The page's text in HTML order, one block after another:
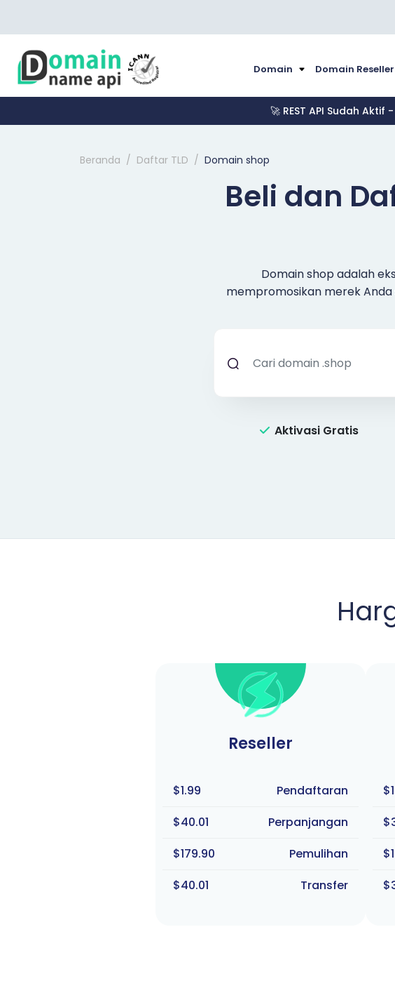
Domain Domain Reseller
🚀 REST API Sudah
Beranda Daftar TLD Domain shop
Beli dan
Domain shop adalah
mempromosikan merek
Aktivasi Gratis
Reseller
$1.99
Pendaftaran
$40.01
Perpanjangan
$179.90
Pemulihan
$40.01
Transfer